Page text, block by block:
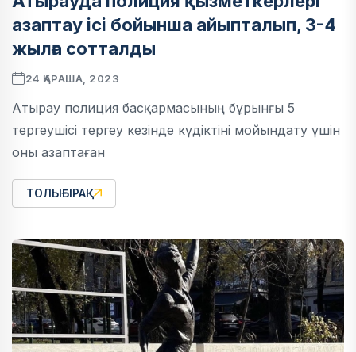
азаптау ісі бойынша айыпталып, 3-4
жылға сотталды
24 ҚАРАША, 2023
Атырау полиция басқармасының бұрынғы 5
тергеушісі тергеу кезінде күдіктіні мойындату үшін
оны азаптаған
ТОЛЫҒЫРАҚ